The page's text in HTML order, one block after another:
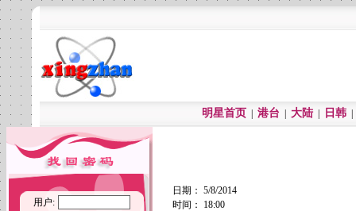
明星首页 港台 大陆 日韩
用户:
日期： 5/8/2014
时间： 18:00